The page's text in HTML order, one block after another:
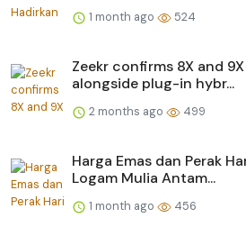
1 month ago 524
Zeekr confirms 8X and
alongside plug-in hybr...
2 months ago 499
Harga Emas dan Perak
Logam Mulia Antam...
1 month ago 456